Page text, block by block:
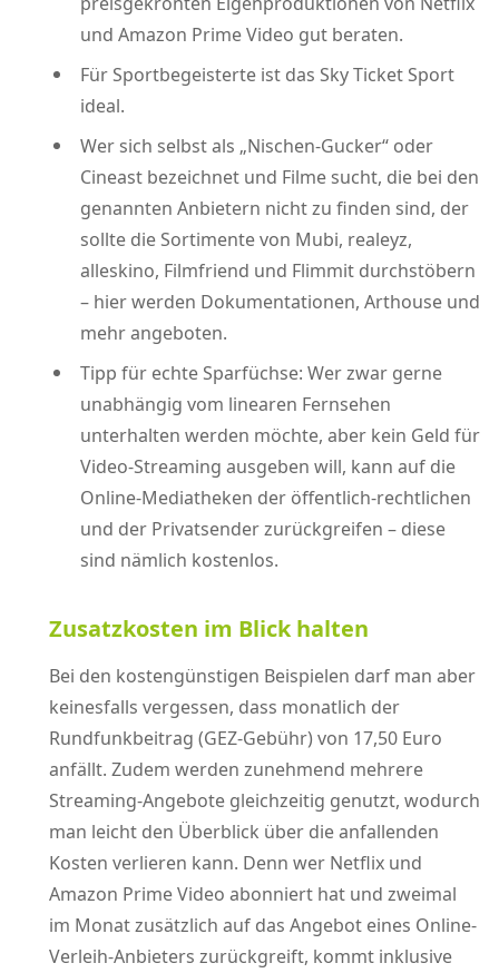
und Amazon Prime Video gut beraten.
Für Sportbegeisterte ist das Sky Ticket Sport
ideal.
Wer sich selbst als „Nischen-Gucker“ oder
Cineast bezeichnet und Filme sucht, die bei den
genannten Anbietern nicht zu finden sind, der
sollte die Sortimente von Mubi, realeyz,
alleskino, Filmfriend und Flimmit durchstöbern
– hier werden Dokumentationen, Arthouse und
mehr angeboten.
Tipp für echte Sparfüchse: Wer zwar gerne
unabhängig vom linearen Fernsehen
unterhalten werden möchte, aber kein Geld für
Video-Streaming ausgeben will, kann auf die
Online-Mediatheken der öffentlich-rechtlichen
und der Privatsender zurückgreifen – diese
sind nämlich kostenlos.
Zusatzkosten im Blick halten
Bei den kostengünstigen Beispielen darf man aber
keinesfalls vergessen, dass monatlich der
Rundfunkbeitrag (GEZ-Gebühr) von 17,50 Euro
anfällt. Zudem werden zunehmend mehrere
Streaming-Angebote gleichzeitig genutzt, wodurch
man leicht den Überblick über die anfallenden
Kosten verlieren kann. Denn wer Netflix und
Amazon Prime Video abonniert hat und zweimal
im Monat zusätzlich auf das Angebot eines Online-
Verleih-Anbieters zurückgreift, kommt inklusive